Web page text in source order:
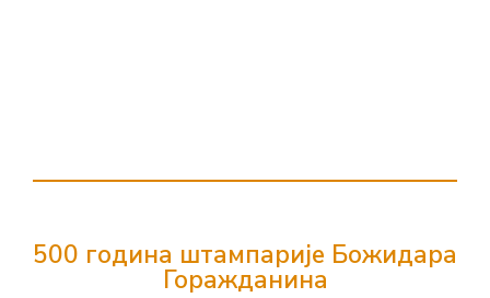
500 година штампарије Божидара
Горажданина